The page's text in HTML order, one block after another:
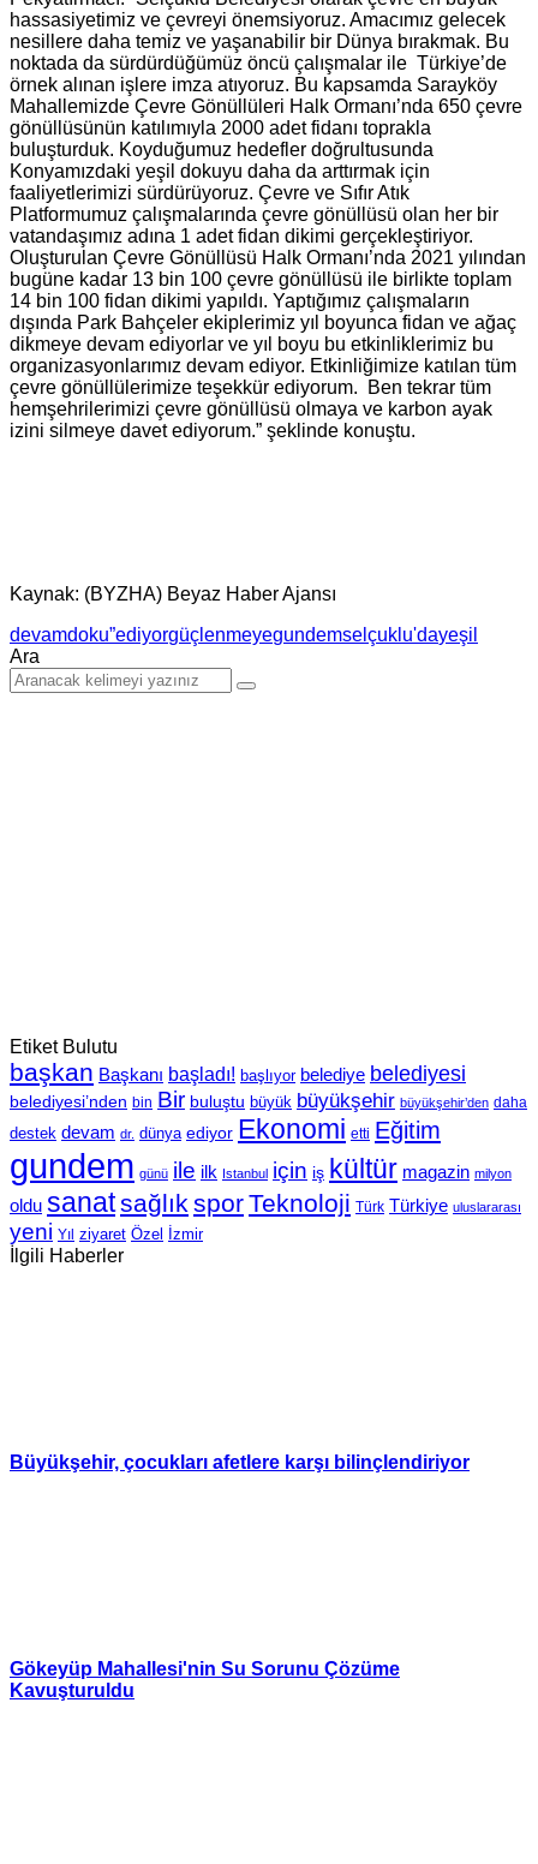
hassasiyetimiz ve çevreyi önemsiyoruz. Amacımız gelecek
nesillere daha temiz ve yaşanabilir bir Dünya bırakmak. Bu
noktada da sürdürdüğümüz öncü çalışmalar ile Türkiye’de
örnek alınan işlere imza atıyoruz. Bu kapsamda Sarayköy
Mahallemizde Çevre Gönüllüleri Halk Ormanı’nda 650 çevre
gönüllüsünün katılımıyla 2000 adet fidanı toprakla
buluşturduk. Koyduğumuz hedefler doğrultusunda
Konyamızdaki yeşil dokuyu daha da arttırmak için
faaliyetlerimizi sürdürüyoruz. Çevre ve Sıfır Atık
Platformumuz çalışmalarında çevre gönüllüsü olan her bir
vatandaşımız adına 1 adet fidan dikimi gerçekleştiriyor.
Oluşturulan Çevre Gönüllüsü Halk Ormanı’nda 2021 yılından
bugüne kadar 13 bin 100 çevre gönüllüsü ile birlikte toplam
14 bin 100 fidan dikimi yapıldı. Yaptığımız çalışmaların
dışında Park Bahçeler ekiplerimiz yıl boyunca fidan ve ağaç
dikmeye devam ediyorlar ve yıl boyu bu etkinliklerimiz bu
organizasyonlarımız devam ediyor. Etkinliğimize katılan tüm
çevre gönüllülerimize teşekkür ediyorum. Ben tekrar tüm
hemşehrilerimizi çevre gönüllüsü olmaya ve karbon ayak
izini silmeye davet ediyorum.” şeklinde konuştu.
Kaynak: (BYZHA) Beyaz Haber Ajansı
devamdoku”ediyorgüçlenmeyegundemselçuklu'dayeşil
Ara
Etiket Bulutu
başkan Başkanı başladı! başlıyor belediye belediyesi
belediyesi’nden bin Bir buluştu büyük büyükşehir büyükşehir’den daha
destek devam dr. dünya ediyor Ekonomi etti Eğitim
gundem günü ile ilk Istanbul için iş kültür magazin milyon
oldu sanatsağlık sporTeknoloji Türk Türkiye uluslararası
yeni Yıl ziyaret Özel İzmir
İlgili Haberler
Büyükşehir, çocukları afetlere karşı bilinçlendiriyor
Gökeyüp Mahallesi'nin Su Sorunu Çözüme
Kavuşturuldu